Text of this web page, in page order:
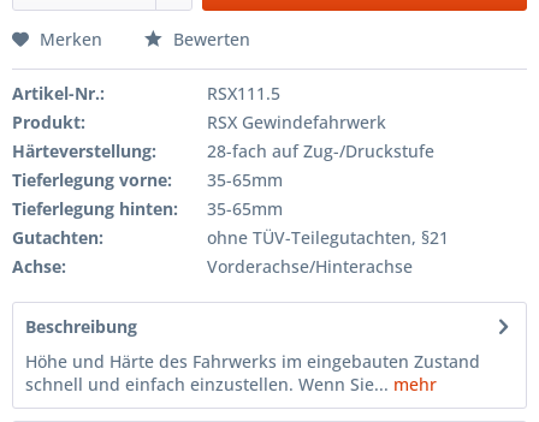
Merken Bewerten
Artikel-Nr.:
RSX111.5
Produkt:
RSX Gewindefahrwerk
Härteverstellung:
28-fach auf Zug-/Druckstufe
Tieferlegung vorne:
35-65mm
Tieferlegung hinten:
35-65mm
Gutachten:
ohne TÜV-Teilegutachten, §21
Achse:
Vorderachse/Hinterachse
Beschreibung
Höhe und Härte des Fahrwerks im eingebauten Zustand
schnell und einfach einzustellen. Wenn Sie... mehr